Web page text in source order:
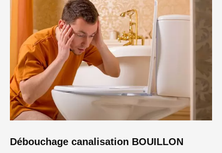
Débouchage canalisation BOUILLON